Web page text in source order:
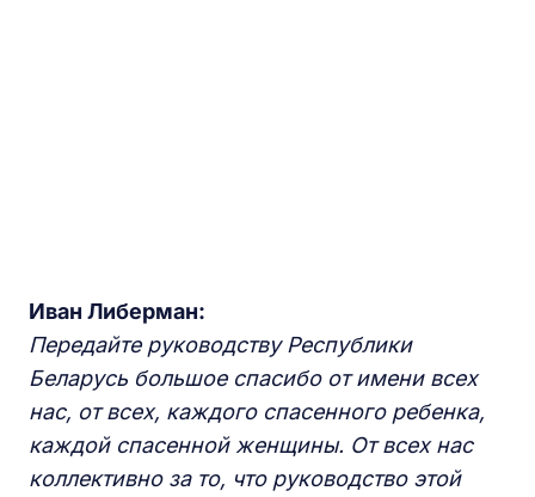
Иван Либерман:
Передайте руководству Республики
Беларусь большое спасибо от имени всех
нас, от всех, каждого спасенного ребенка,
каждой спасенной женщины. От всех нас
коллективно за то, что руководство этой